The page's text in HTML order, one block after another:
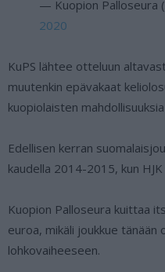
— Kuopion Palloseura
2020
KuPS lähtee otteluun
muutenkin epävakaat
kuopiolaisten
Edellisen kerran
kaudella 2014-2015, kun
Kuopion Palloseura kuittaa
euroa, mikäli joukkue
lohkovaiheeseen.